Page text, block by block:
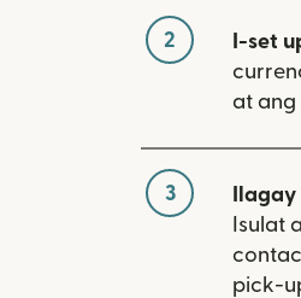
2 I-set
at ang
3
Isulat
pick-